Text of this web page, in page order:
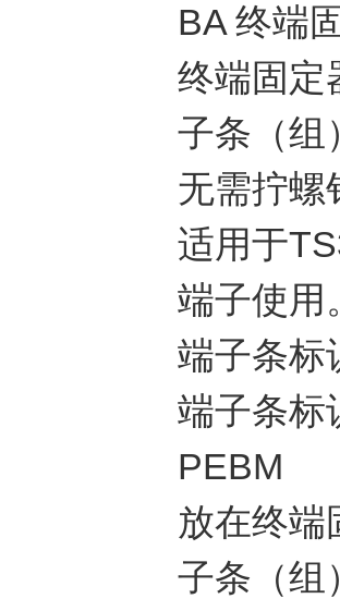
BA 终端
终端固定
子条（组
无需拧螺
适用于
端子使用
端子条标
端子条标
PEBM
放在终端
子条（组